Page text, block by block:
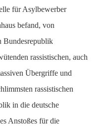
für Asylbewerber
befand, von
Bundesrepublik
rassistischen, auch
Übergriffe und
rassistischen
in die deutsche
Anstoßes für die